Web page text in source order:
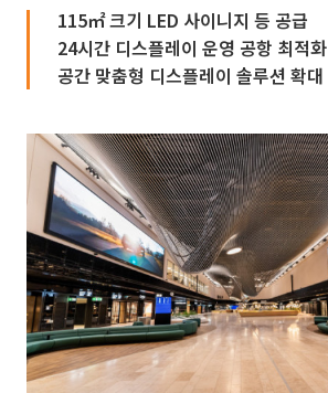
115㎡ 크기 LED 사이니지 등 공급
24시간 디스플레이 운영 공항 최적화
공간 맞춤형 디스플레이 솔루션 확대